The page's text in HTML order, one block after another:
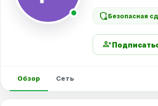
shield_locked Безопасная
person_add
Обзор Сеть